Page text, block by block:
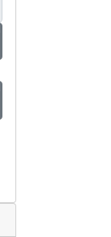
PASSWORD